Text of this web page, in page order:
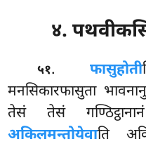
४.
५१. फासुहोती
मनसिकारफासुता
तेसं तेसं
अकिलमन्तोयेवाति